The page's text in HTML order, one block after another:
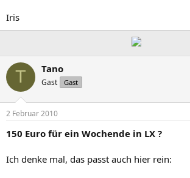
Iris
T Tano
Gast Gast
2 Februar 2010
150 Euro für ein Wochende in LX ?
Ich denke mal, das passt auch hier rein: